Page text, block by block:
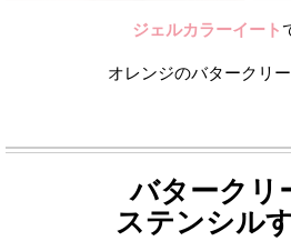
ジェルカラーイート
オレンジのバタークリ
バタークリ
ステンシル